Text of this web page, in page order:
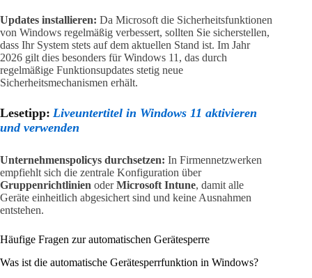
Updates installieren: Da Microsoft die Sicherheitsfunktionen
von Windows regelmäßig verbessert, sollten Sie sicherstellen,
dass Ihr System stets auf dem aktuellen Stand ist. Im Jahr
2026 gilt dies besonders für Windows 11, das durch
regelmäßige Funktionsupdates stetig neue
Sicherheitsmechanismen erhält.
Lesetipp: Liveuntertitel in Windows 11 aktivieren
und verwenden
Unternehmenspolicys durchsetzen: In Firmennetzwerken
empfiehlt sich die zentrale Konfiguration über
Gruppenrichtlinien oderMicrosoft Intune, damit alle
Geräte einheitlich abgesichert sind und keine Ausnahmen
entstehen.
Häufige Fragen zur automatischen Gerätesperre
Was ist die automatische Gerätesperrfunktion in Windows?